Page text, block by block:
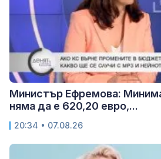
Министър Ефремова:
няма да е 620,20 евро,...
20:34 • 07.08.26